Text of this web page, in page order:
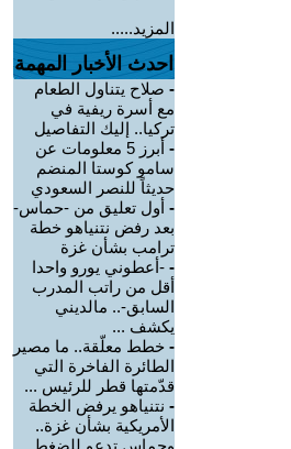
المزيد.....
احدث الأخبار المهمة
- صلاح يتناول الطعام
مع أسرة ريفية في
تركيا.. إليك التفاصيل
-
أبرز 5 معلومات عن
سامو كوستا المنضم
حديثاً للنصر السعودي
- أول تعليق من -حماس-
بعد رفض نتنياهو خطة
ترامب بشأن غزة
- -أعطوني يورو واحدا
أقل من راتب المدرب
السابق-.. مالديني
يكشف ...
- خطط معلّقة.. ما مصير
الطائرة الفاخرة التي
قدّمتها قطر للرئيس ...
- نتنياهو يرفض الخطة
الأمريكية بشأن غزة..
وحماس تدعو للضغط